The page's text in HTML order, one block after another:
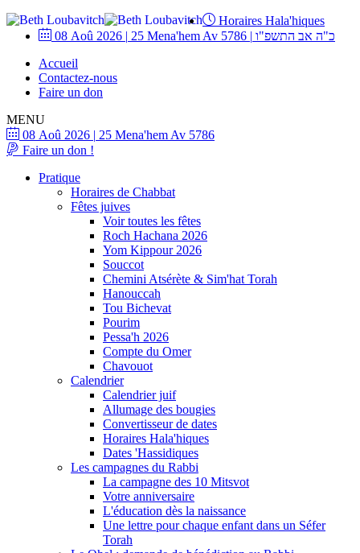
Horaires Hala'hiques
08 Aoû 2026 | 25 Mena'hem Av 5786 | כ"ה אב התשפ"ו
Accueil
Contactez-nous
Faire un don
MENU
08 Aoû 2026 | 25 Mena'hem Av 5786
Faire un don !
Pratique
Horaires de Chabbat
Fêtes juives
Voir toutes les fêtes
Roch Hachana 2026
Yom Kippour 2026
Souccot
Chemini Atsérète & Sim'hat Torah
Hanouccah
Tou Bichevat
Pourim
Pessa'h 2026
Compte du Omer
Chavouot
Calendrier
Calendrier juif
Allumage des bougies
Convertisseur de dates
Horaires Hala'hiques
Dates 'Hassidiques
Les campagnes du Rabbi
La campagne des 10 Mitsvot
Votre anniversaire
L'éducation dès la naissance
Une lettre pour chaque enfant dans un Séfer
Torah